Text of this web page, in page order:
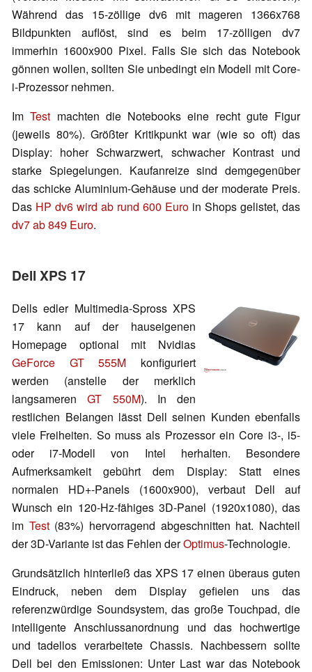
Während das 15-zöllige dv6 mit mageren 1366x768
Bildpunkten auflöst, sind es beim 17-zölligen dv7
immerhin 1600x900 Pixel. Falls Sie sich das Notebook
gönnen wollen, sollten Sie unbedingt ein Modell mit Core-
i-Prozessor nehmen.
ImTest machten die Notebooks eine recht gute Figur
(jeweils 80%). Größter Kritikpunkt war (wie so oft) das
Display: hoher Schwarzwert, schwacher Kontrast und
starke Spiegelungen. Kaufanreize sind demgegenüber
das schicke Aluminium-Gehäuse und der moderate Preis.
Das HP dv6 wird ab rund 600 Euro in Shops gelistet, das
dv7 ab 849 Euro.
Dell XPS 17
Dells edler Multimedia-Spross XPS
17 kann auf der hauseigenen
Homepage optional mit Nvidias
GeForce GT 555M konfiguriert
werden (anstelle der merklich
langsamerenGT 550M). In den
restlichen Belangen lässt Dell seinen Kunden ebenfalls
viele Freiheiten. So muss als Prozessor ein Core i3-, i5-
oder i7-Modell von Intel herhalten. Besondere
Aufmerksamkeit gebührt dem Display: Statt eines
normalen HD+-Panels (1600x900), verbaut Dell auf
Wunsch ein 120-Hz-fähiges 3D-Panel (1920x1080), das
im Test(83%) hervorragend abgeschnitten hat. Nachteil
der 3D-Variante ist das Fehlen derOptimus-Technologie.
Grundsätzlich hinterließ das XPS 17 einen überaus guten
Eindruck, neben dem Display gefielen uns das
referenzwürdige Soundsystem, das große Touchpad, die
intelligente Anschlussanordnung und das hochwertige
und tadellos verarbeitete Chassis. Nachbessern sollte
Dell bei den Emissionen: Unter Last war das Notebook